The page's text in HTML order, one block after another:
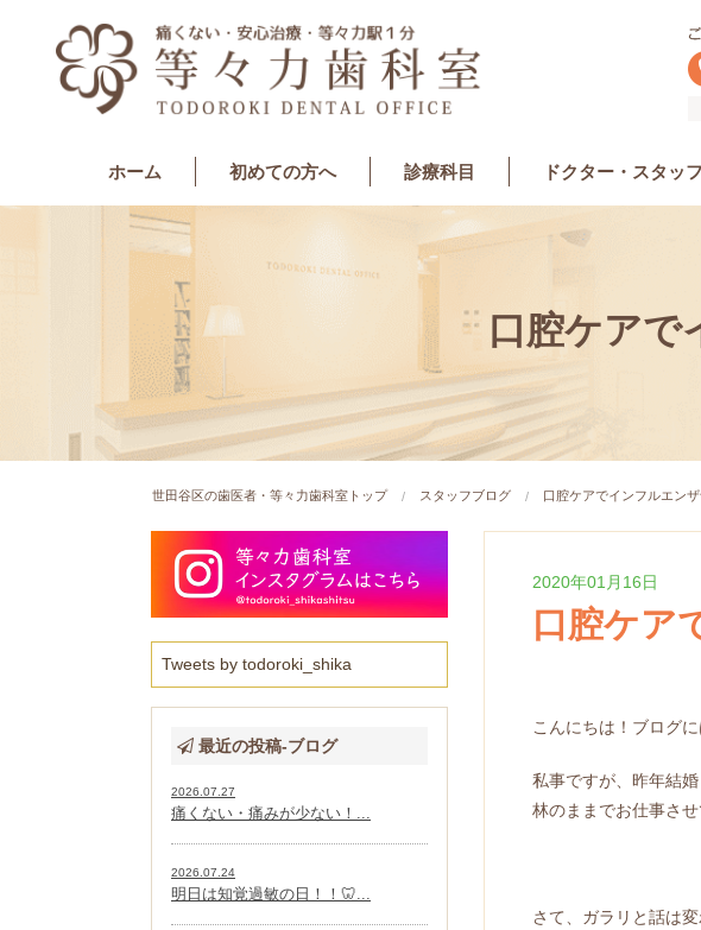
ホーム 初めての方へ 診療科目
インプラント専門サイト
審美･ホワイトニング
ホワイトニングプラン
最新式のエアフローを導入しました
最新の口腔内スキャナーを導入
精密治療（むし歯・歯周病）
ドクター・スタッ
口腔ケアで
世田谷区の歯医者・等々力歯科室トップ スタッフブログ 口腔ケアでインフルエンザ
Tweets by todoroki_shika
最近の投稿-ブログ
2026.07.27
痛くない・痛みが少ない！...
2026.07.24
明日は知覚過敏の日！！🦷...
2020年01月16日
口腔ケア
こんにちは！ブログ
私事ですが、昨年結
林のままでお仕事さ
さて、ガラリと話は